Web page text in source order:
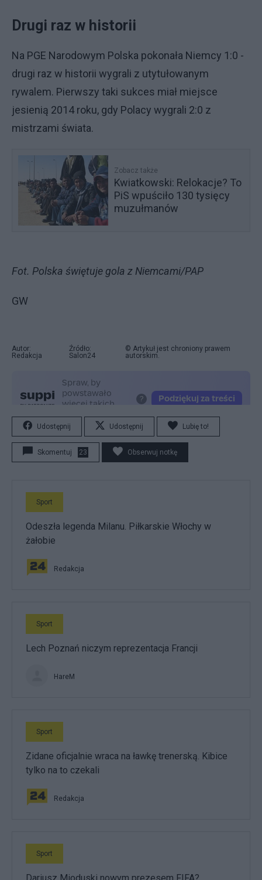
Drugi raz w historii
Na PGE Narodowym Polska pokonała Niemcy 1:0 -
drugi raz w historii wygrali z utytułowanym
rywalem. Pierwszy taki sukces miał miejsce
jesienią 2014 roku, gdy Polacy wygrali 2:0 z
mistrzami świata.
Zobacz także
Kwiatkowski: Relokacje? To
PiS wpuściło 130 tysięcy
muzułmanów
Fot. Polska świętuje gola z Niemcami/PAP
GW
Autor:
Redakcja
Źródło:
Salon24
© Artykuł jest chroniony prawem
autorskim.
Udostępnij Udostępnij Lubię to!
Skomentuj 23 Obserwuj notkę
Sport
Odeszła legenda Milanu. Piłkarskie Włochy w
żałobie
Redakcja
Sport
Lech Poznań niczym reprezentacja Francji
HareM
Sport
Zidane oficjalnie wraca na ławkę trenerską. Kibice
tylko na to czekali
Redakcja
Sport
Dariusz Mioduski nowym prezesem FIFA?